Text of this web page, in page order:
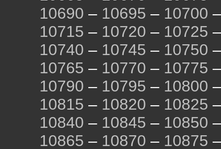
10690 – 10695 – 10700
10715 – 10720 – 10725
10740 – 10745 – 10750
10765 – 10770 – 10775
10790 – 10795 – 10800
10815 – 10820 – 10825
10840 – 10845 – 10850
10865 – 10870 – 10875